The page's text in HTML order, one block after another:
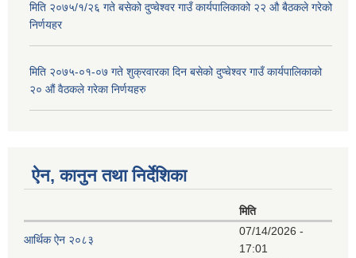
मिति २०७५/१/२६ गते बसेको दुप्चेश्वर गाउँ कार्यपालिकाको २२ औ बैठकले गरेको
निर्णयहर
मिति २०७५-०१-०७ गते शुक्रवारका दिन बसेको दुप्चेश्वर गाउँ कार्यपालिकाको
२० औं वैठकले गरेका निर्णयहरु
ऐन, कानुन तथा निर्देशिका
मिति
आर्थिक ऐन २०८३
07/14/2026 -
17:01